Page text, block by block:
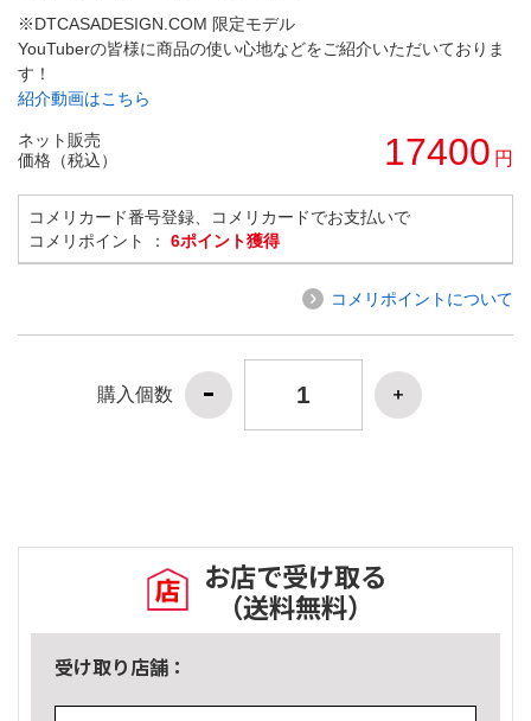
※DTCASADESIGN.COM 限定モデル
YouTuberの皆様に商品の使い心地などをご紹介いただいておりま
す！
紹介動画はこちら
ネット販売
価格（税込）
17400 円
コメリカード番号登録、コメリカードでお支払いで
コメリポイント ： 6ポイント獲得
コメリポイントについて
購入個数
お店で受け取る
（送料無料）
受け取り店舗：